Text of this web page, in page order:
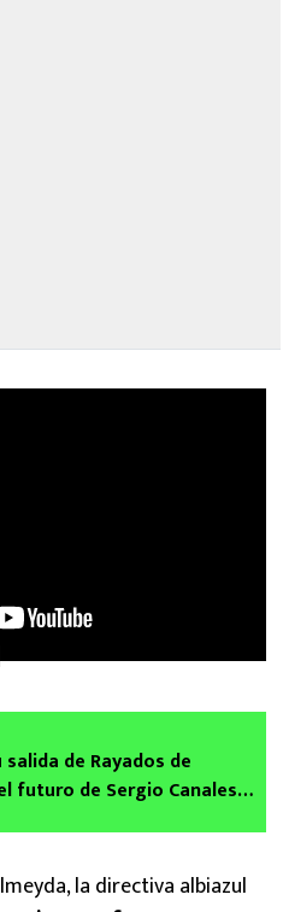
de Rayados de
futuro de Sergio Canales
la directiva albiazul